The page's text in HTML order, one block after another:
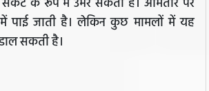
में पाई जाती है। लेकिन कुछ मामलों में यह
सकती है।